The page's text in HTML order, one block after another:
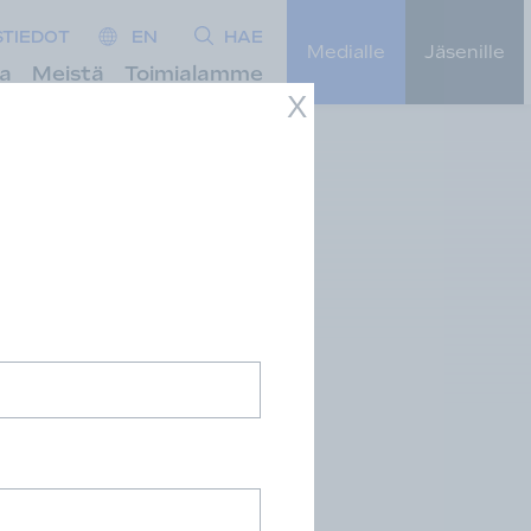
EN HAE
Meistä Toimialamme
Medialle Jäsenille
siitä pitää voida
mökin terassilla.
X